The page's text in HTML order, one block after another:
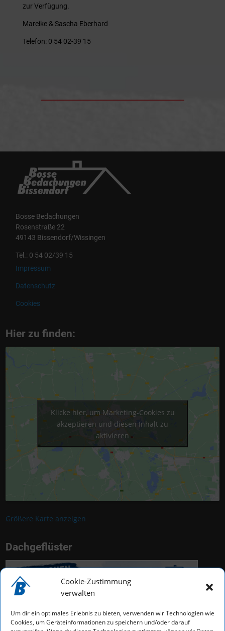
Cookie-Zustimmung
verwalten
Um dir ein optimales Erlebnis zu bieten, verwenden wir Technologien wie
Cookies, um Geräteinformationen zu speichern und/oder darauf
zur Verfügung.
Mareike & Sascha Eberhard
Telefon: 0 54 02-39 15
Bosse Bedachungen
Rosenstraße 22
49143 Bissendorf/Wissingen
Tel.: 0 54 02/39 15
Impressum
Datenschutz
Cookies
Hier zu finden:
Klicke hier, um Marketing-Cookies zu
akzeptieren und diesen Inhalt zu
aktivieren
Größere Karte anzeigen
Dachgeflüster